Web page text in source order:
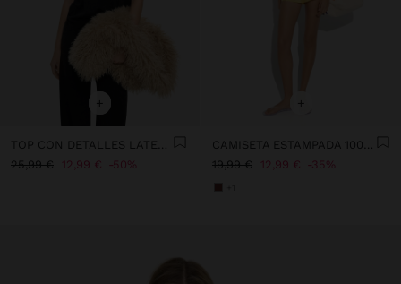
+
25,99 €
12,99 € 50%
+
19,99 €
12,99 € 35%